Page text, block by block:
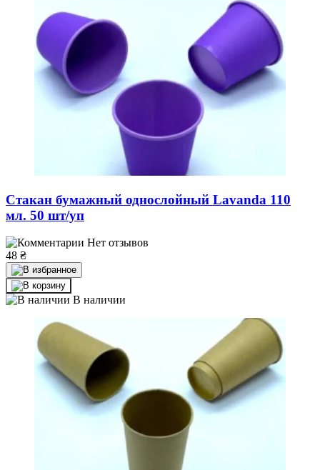
Стакан бумажный однослойный Lavanda 110
мл. 50 шт/уп
Нет отзывов
48 ₴
В наличии